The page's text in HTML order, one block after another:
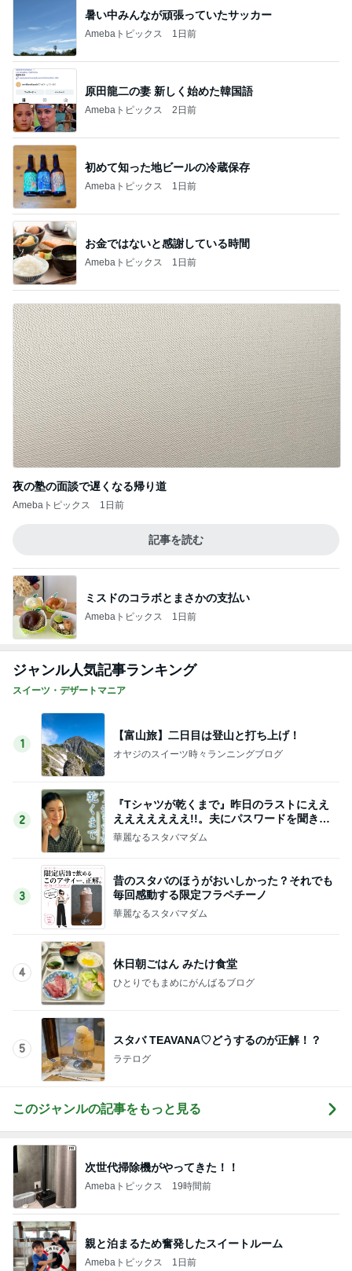
暑い中みんなが頑張っていたサッカー
Amebaトピックス 1日前
原田龍二の妻 新しく始めた韓国語
Amebaトピックス 2日前
初めて知った地ビールの冷蔵保存
Amebaトピックス 1日前
お金ではないと感謝している時間
Amebaトピックス 1日前
夜の塾の面談で遅くなる帰り道
Amebaトピックス 1日前
記事を読む
ミスドのコラボとまさかの支払い
Amebaトピックス 1日前
ジャンル人気記事ランキング
スイーツ・デザートマニア
1
【富山旅】二日目は登山と打ち上げ！
オヤジのスイーツ時々ランニングブログ
2
『Tシャツが乾くまで』昨日のラストにええ
えええええええ!!。夫にパスワードを聞きま
した
華麗なるスタバマダム
3
昔のスタバのほうがおいしかった？それでも
毎回感動する限定フラペチーノ
華麗なるスタバマダム
4
休日朝ごはん みたけ食堂
ひとりでもまめにがんばるブログ
5
スタバ TEAVANA♡どうするのが正解！？
ラテログ
このジャンルの記事をもっと見る
次世代掃除機がやってきた！！
Amebaトピックス 19時間前
親と泊まるため奮発したスイートルーム
Amebaトピックス 1日前